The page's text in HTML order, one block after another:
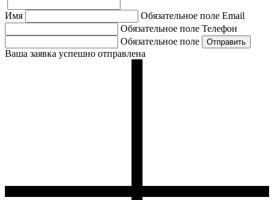
Имя Обязательное поле Email
Обязательное поле Телефон
Обязательное поле
Ваша заявка успешно отправлена